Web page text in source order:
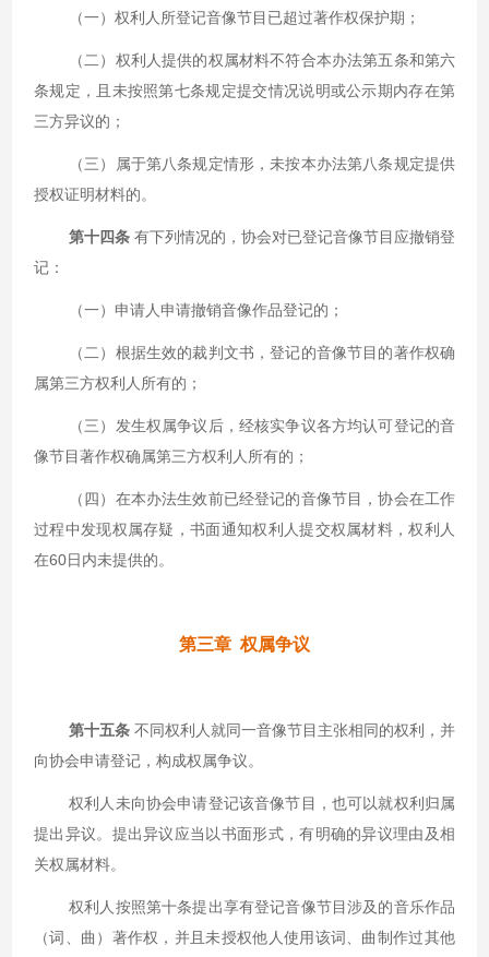
（一）权利人所登记音像节目已超过著作权保护期；
（二）权利人提供的权属材料不符合本办法第五条和第六
条规定，且未按照第七条规定提交情况说明或公示期内存在第
三方异议的；
（三）属于第八条规定情形，未按本办法第八条规定提供
授权证明材料的。
第十四条 有下列情况的，协会对已登记音像节目应撤销登
记：
（一）申请人申请撤销音像作品登记的；
（二）根据生效的裁判文书，登记的音像节目的著作权确
属第三方权利人所有的；
（三）发生权属争议后，经核实争议各方均认可登记的音
像节目著作权确属第三方权利人所有的；
（四）在本办法生效前已经登记的音像节目，协会在工作
过程中发现权属存疑，书面通知权利人提交权属材料，权利人
在60日内未提供的。
第三章 权属争议
第十五条 不同权利人就同一音像节目主张相同的权利，并
向协会申请登记，构成权属争议。
权利人未向协会申请登记该音像节目，也可以就权利归属
提出异议。提出异议应当以书面形式，有明确的异议理由及相
关权属材料。
权利人按照第十条提出享有登记音像节目涉及的音乐作品
（词、曲）著作权，并且未授权他人使用该词、曲制作过其他